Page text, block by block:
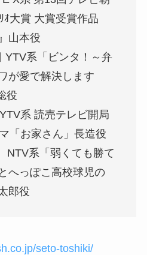
ｵ大賞 大賞受賞作品
山本役
YTV系「ビンタ！～弁
が愛で解決します
役
系 読売テレビ開局
「お家さん」長造役
系「弱くても勝て
へっぽこ高校球児の
郎役
seto-toshiki/